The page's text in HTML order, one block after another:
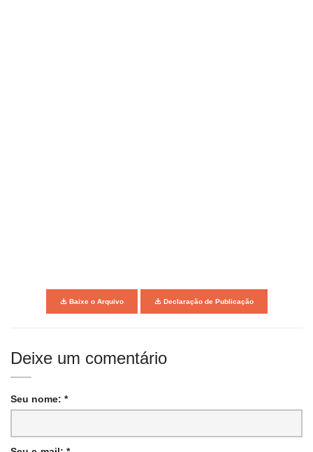
Baixe o Arquivo Declaração de Publicação
Deixe um comentário
Seu nome: *